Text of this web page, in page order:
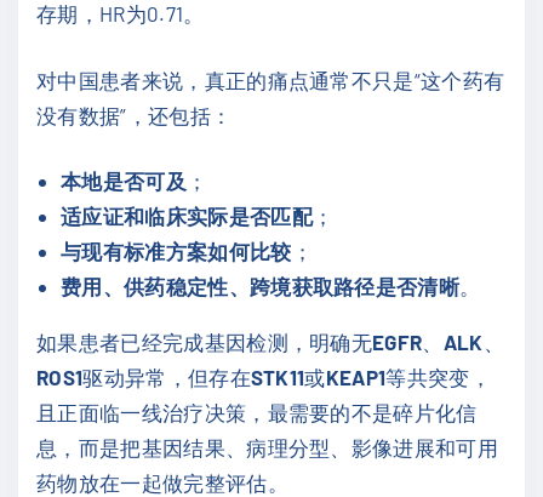
存期，HR为0.71。
对中国患者来说，真正的痛点通常不只是“这个药有
没有数据”，还包括：
本地是否可及 ；
适应证和临床实际是否匹配；
与现有标准方案如何比较 ；
费用、供药稳定性、跨境获取路径是否清晰。
如果患者已经完成基因检测，明确无EGFR、 ALK 、
ROS1驱动异常，但存在STK11或KEAP1等共突变，
且正面临一线治疗决策，最需要的不是碎片化信
息，而是把基因结果、病理分型、影像进展和可用
药物放在一起做完整评估。